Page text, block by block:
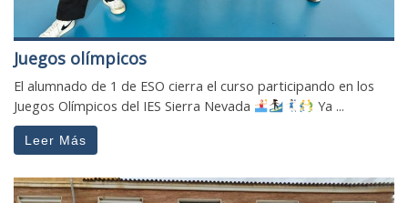
Juegos olímpicos
El alumnado de 1 de ESO cierra el curso participando en los
Juegos Olímpicos del IES Sierra Nevada
Ya ...
Leer Más